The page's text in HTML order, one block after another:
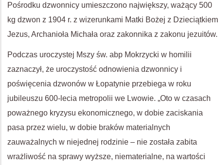
Pośrodku dzwonnicy umieszczono największy, ważący 500
kg dzwon z 1904 r. z wizerunkami Matki Bożej z Dzieciątkiem
Jezus, Archanioła Michała oraz zakonnika z zakonu jezuitów.
Podczas uroczystej Mszy św. abp Mokrzycki w homilii
zaznaczył, że uroczystość odnowienia dzwonnicy i
poświęcenia dzwonów w Łopatynie przebiega w roku
jubileuszu 600-lecia metropolii we Lwowie. „Oto w czasach
poważnego kryzysu ekonomicznego, w dobie zaciskania
pasa przez wielu, w dobie braków materialnych
zauważalnych w niejednej rodzinie – nie została zabita
wrażliwość na sprawy wyższe, niematerialne, na wartości